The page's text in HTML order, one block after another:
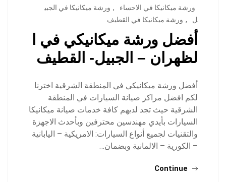
ورشة ميكانيكا في الاحساء
, ورشة ميكانيكا في الجبي
ل
, ورشة ميكانيكا في القطيف
أفضل ورشة ميكانيكي في ا
لظهران – الجبيل- القطيف
أفضل ورشة ميكانيكي في المنطقة الشرقية اخترنا
لكم افضل مراكز صيانة السيارات في المنطقة
الشرقية حيث تجد لديهم كافة خدمات صيانة ميكانيكا
السيارات بأيدي مهندسين محترفين وبأحدث الاجهزة
والتقنيات لجميع أنواع السيارات: الامريكية – اليابانية
– الكورية – الالمانية وبضمان…
Continue